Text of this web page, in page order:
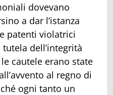
dovevano
a dar l’istanza
patenti violatrici
dell’integrità
cautele erano state
al regno di
ogni tanto un